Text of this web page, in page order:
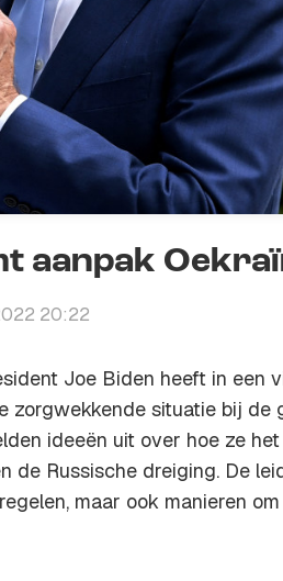
aanpak
20:22
Joe Biden heeft in een
zorgwekkende situatie bij de
ideeën uit over hoe ze
de Russische dreiging. De
maar ook manieren